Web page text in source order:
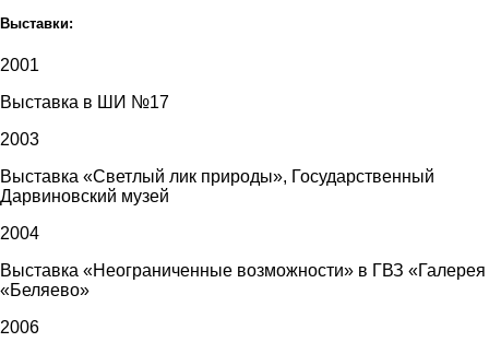
Выставки:
2001
Выставка в ШИ №17
2003
Выставка «Светлый лик природы», Государственный
Дарвиновский музей
2004
Выставка «Неограниченные возможности» в ГВЗ «Галерея
«Беляево»
2006